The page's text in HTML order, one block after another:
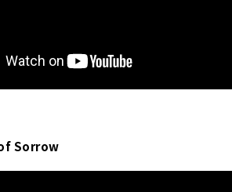
Sorrow